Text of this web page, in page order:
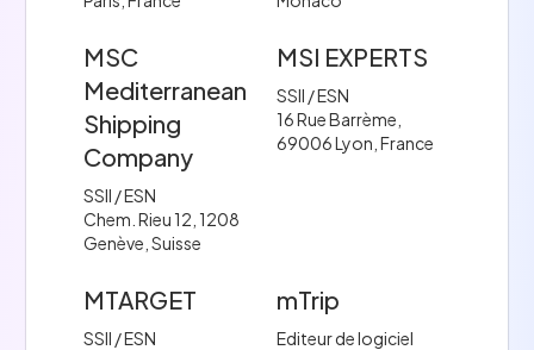
MSC
Mediterranean
Shipping
Company
SSII / ESN
Chem. Rieu 12, 1208
Genève, Suisse
MSI EXPERTS
SSII / ESN
16 Rue Barrème,
69006 Lyon, France
MTARGET
SSII / ESN
mTrip
Editeur de logiciel